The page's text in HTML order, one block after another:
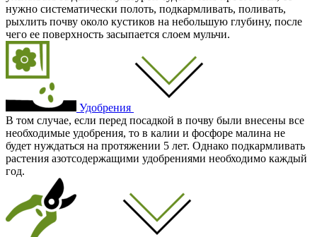
нужно систематически полоть, подкармливать, поливать,
рыхлить почву около кустиков на небольшую глубину, после
чего ее поверхность засыпается слоем мульчи.
Удобрения
В том случае, если перед посадкой в почву были внесены все
необходимые удобрения, то в калии и фосфоре малина не
будет нуждаться на протяжении 5 лет. Однако подкармливать
растения азотсодержащими удобрениями необходимо каждый
год.